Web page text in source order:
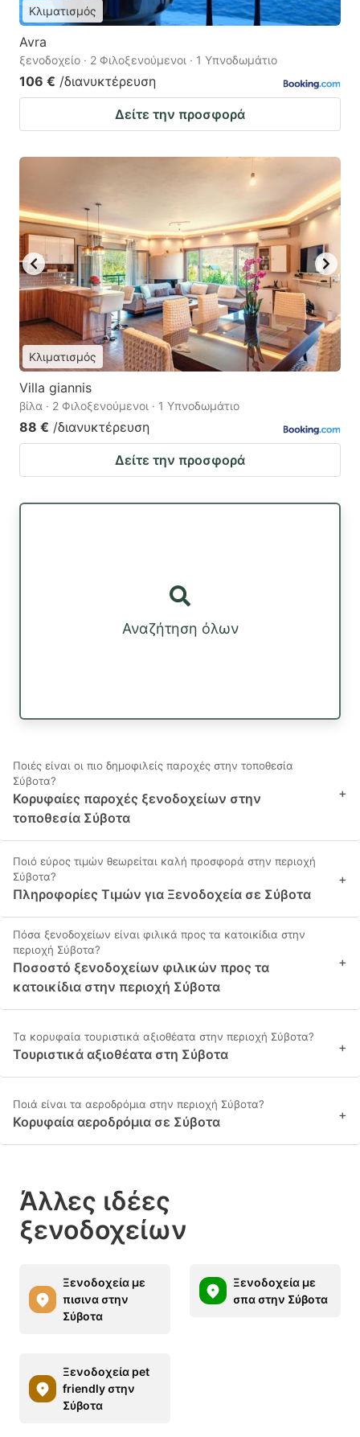
Κλιματισμός
Avra
ξενοδοχείο · 2 Φιλοξενούμενοι · 1 Υπνοδωμάτιο
106 € /διανυκτέρευση
Δείτε την προσφορά
Κλιματισμός
Villa giannis
βίλα · 2 Φιλοξενούμενοι · 1 Υπνοδωμάτιο
88 € /διανυκτέρευση
Δείτε την προσφορά
Αναζήτηση όλων
Ποιές είναι οι πιο δημοφιλείς παροχές στην τοποθεσία
Σύβοτα?
Κορυφαίες παροχές ξενοδοχείων στην
τοποθεσία Σύβοτα
+
Ποιό εύρος τιμών θεωρείται καλή προσφορά στην περιοχή
Σύβοτα?
Πληροφορίες Τιμών για Ξενοδοχεία σε Σύβοτα
+
Πόσα ξενοδοχείων είναι φιλικά προς τα κατοικίδια στην
περιοχή Σύβοτα?
Ποσοστό ξενοδοχείων φιλικών προς τα
κατοικίδια στην περιοχή Σύβοτα
+
Τα κορυφαία τουριστικά αξιοθέατα στην περιοχή Σύβοτα?
Τουριστικά αξιοθέατα στη Σύβοτα +
Ποιά είναι τα αεροδρόμια στην περιοχή Σύβοτα?
Κορυφαία αεροδρόμια σε Σύβοτα +
Άλλες ιδέες
ξενοδοχείων
Ξενοδοχεία με
πισινα στην
Σύβοτα
Ξενοδοχεία με
σπα στην Σύβοτα
Ξενοδοχεία pet
friendly στην
Σύβοτα